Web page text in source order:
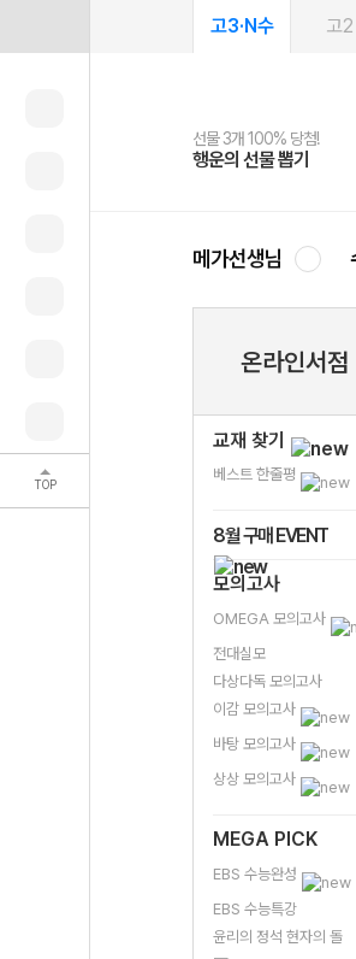
TOP
고3·N수 고2
선물 3개 100% 당첨!
행운의 선물 뽑기
선물 100% 증정!
메가스터디 X 올리브
여름방학 스터디 캐시백
메가런 썸머스쿨
2027 러셀 단과
강사 공개선발
스마트러닝앱
설문 EVENT
메가패스
3일 무료 체험권
메가패스 수강생 무료혜택!
메가클럽 멤버십
사회공헌 캠페인
희망이룸 메가나눔
메가선생님
온라인서점
교재 찾기
베스트 한줄평
8월 구매 EVENT
모의고사
OMEGA 모의고사
전대실모
다상다독 모의고사
이감 모의고사
바탕 모의고사
상상 모의고사
MEGA PICK
EBS 수능완성
EBS 수능특강
윤리의 정석 현자의 돌